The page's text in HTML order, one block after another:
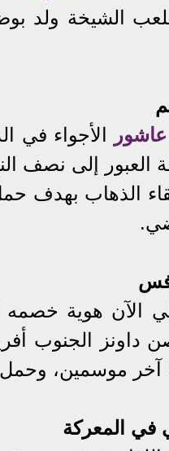
الشيخة ولد
عاشور
العبور إلى نصف
الذهاب بهدف
الآن هوية
داونز الجنوب
موسمين، وحمل
في المعركة